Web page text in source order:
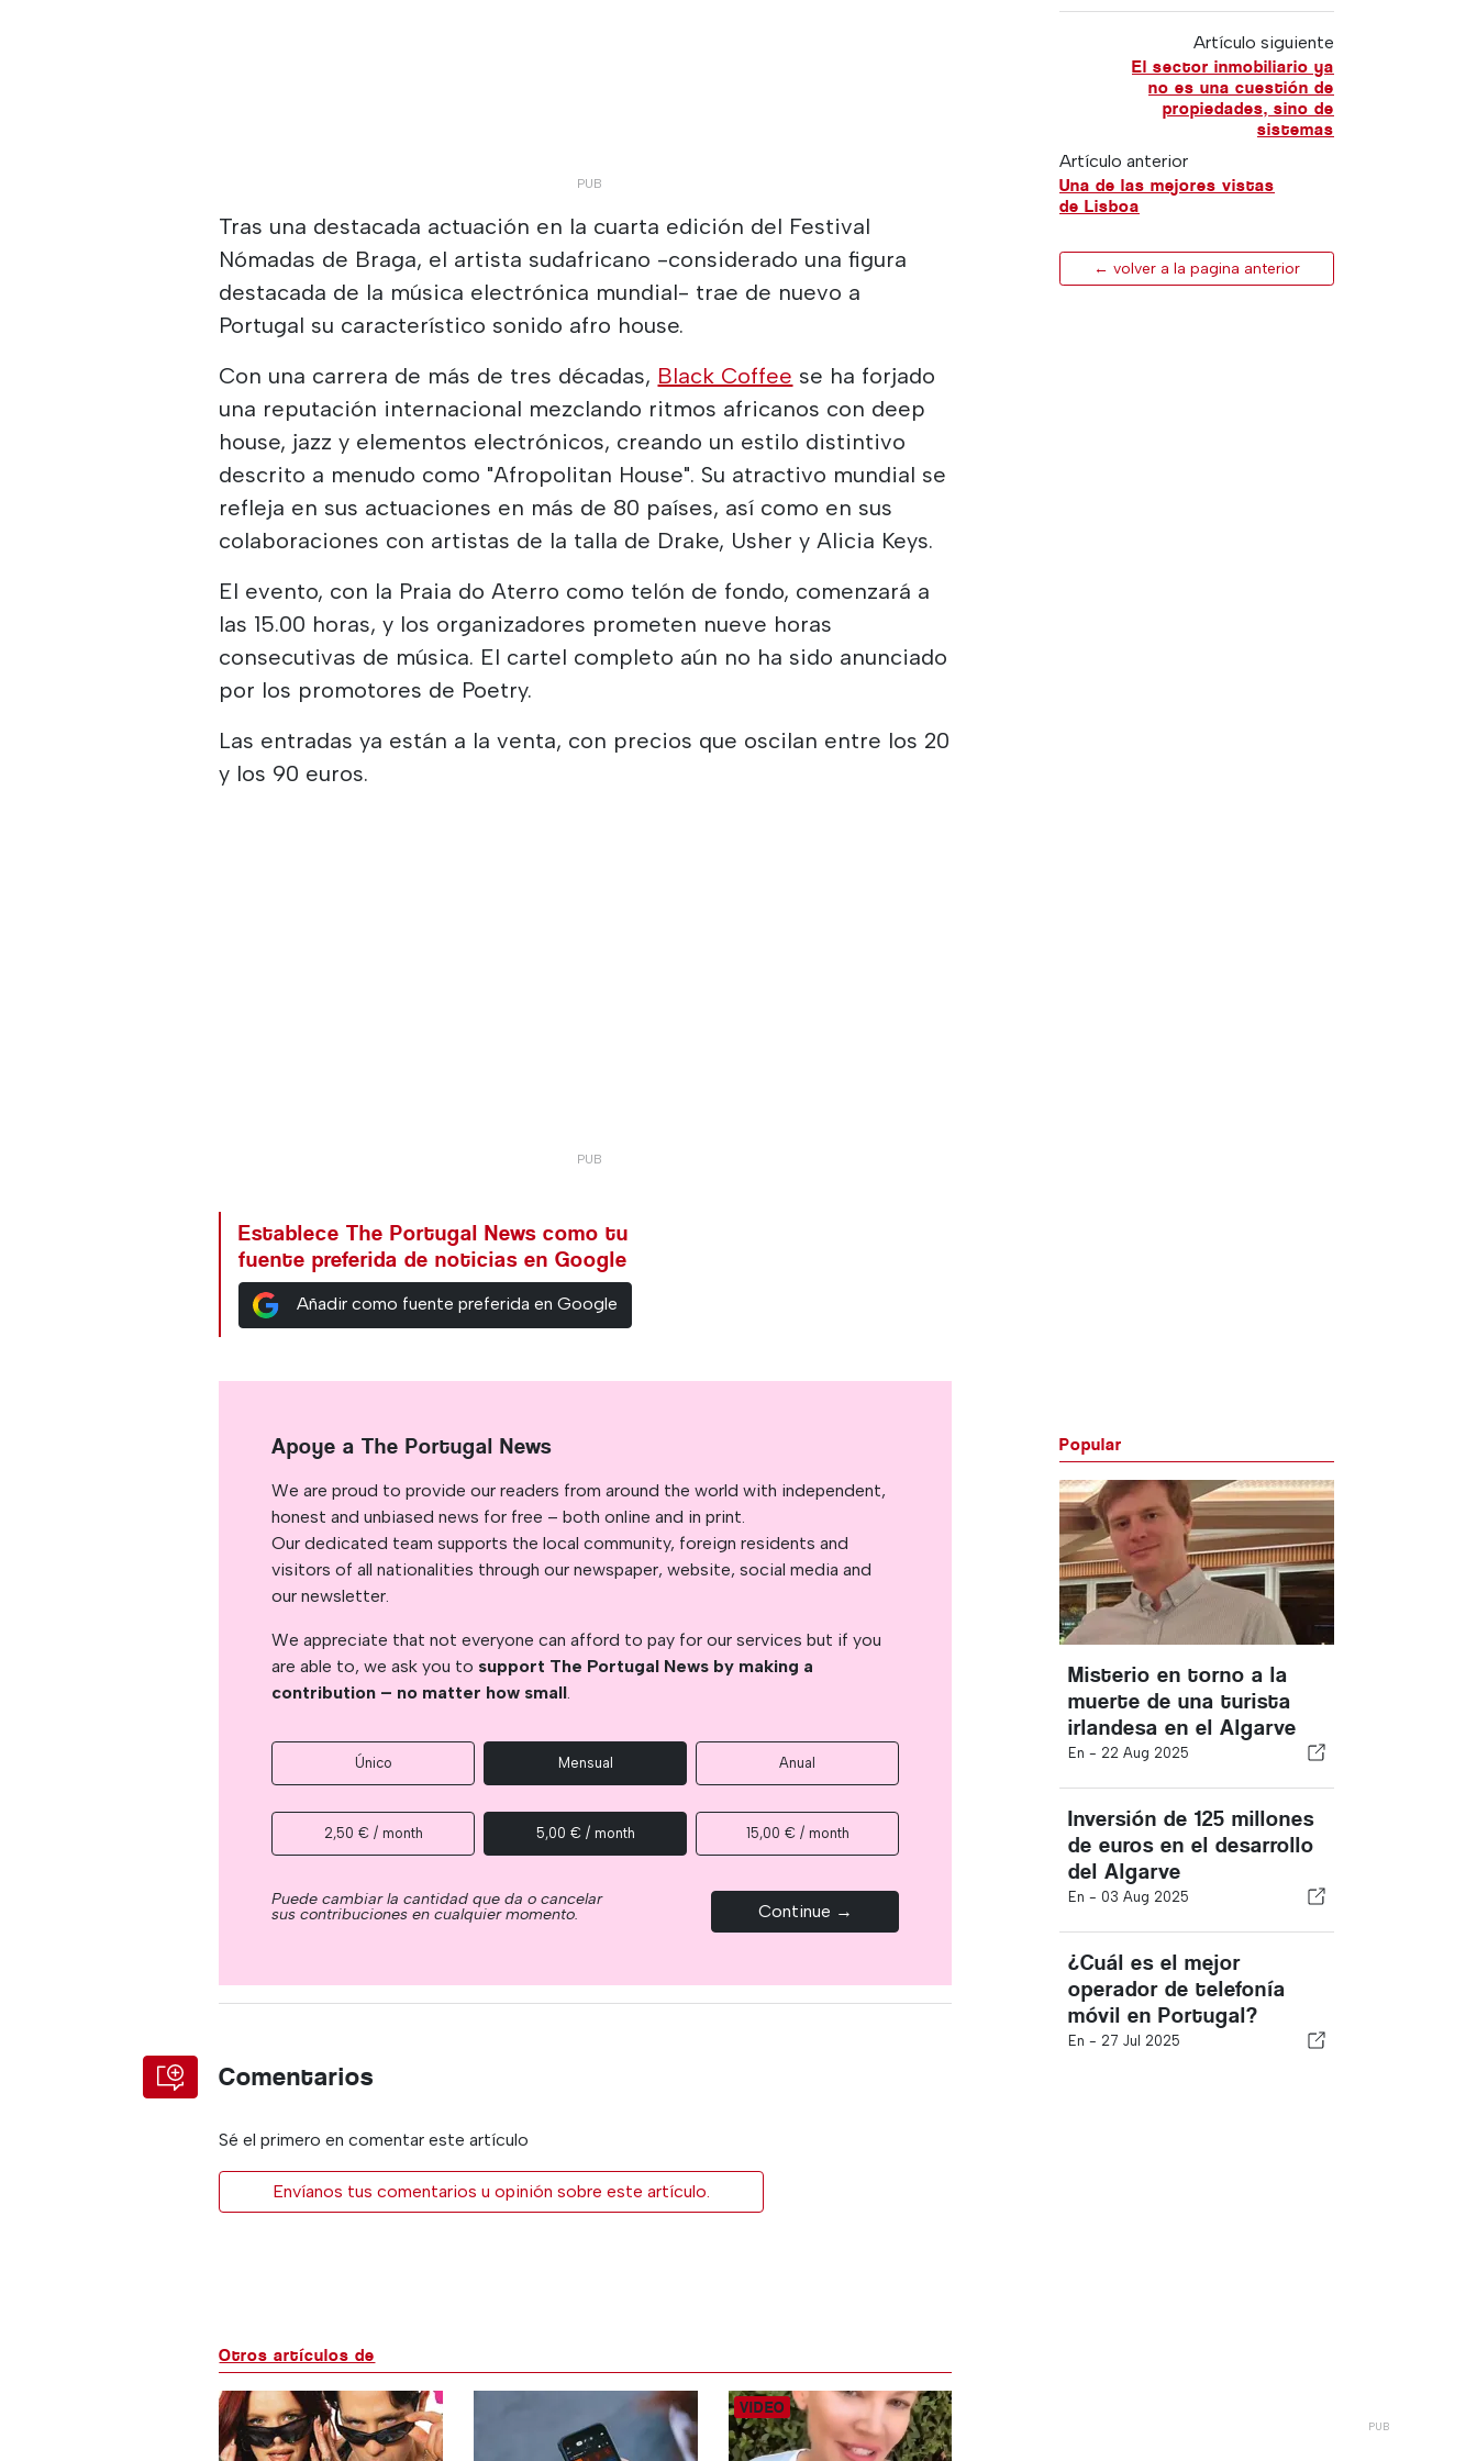
Tras una destacada actuación en la cuarta edición del Festival
Nómadas de Braga, el artista sudafricano -considerado una figura
destacada de la música electrónica mundial- trae de nuevo a
Portugal su característico sonido afro house.
Con una carrera de más de tres décadas, Black Coffee se ha forjado
una reputación internacional mezclando ritmos africanos con deep
house, jazz y elementos electrónicos, creando un estilo distintivo
descrito a menudo como "Afropolitan House". Su atractivo mundial se
refleja en sus actuaciones en más de 80 países, así como en sus
colaboraciones con artistas de la talla de Drake, Usher y Alicia Keys.
El evento, con la Praia do Aterro como telón de fondo, comenzará a
las 15.00 horas, y los organizadores prometen nueve horas
consecutivas de música. El cartel completo aún no ha sido anunciado
por los promotores de Poetry.
Las entradas ya están a la venta, con precios que oscilan entre los 20
y los 90 euros.
Establece The Portugal News como tu
fuente preferida de noticias en Google
Añadir como fuente preferida en Google
Artículo siguiente
El sector inmobiliario ya
no es una cuestión de
propiedades, sino de
sistemas
Artículo anterior
Una de las mejores vistas
de Lisboa
← volver a la pagina anterior
Apoye a The Portugal News
We are proud to provide our readers from around the world with independent,
honest and unbiased news for free – both online and in print.
Our dedicated team supports the local community, foreign residents and
visitors of all nationalities through our newspaper, website, social media and
our newsletter.
We appreciate that not everyone can afford to pay for our services but if you
are able to, we ask you to support The Portugal News by making a
contribution – no matter how small.
Único Mensual Anual
2,50 € / month 5,00 € / month 15,00 € / month
Puede cambiar la cantidad que da o cancelar
sus contribuciones en cualquier momento. Continue →
Comentarios
Sé el primero en comentar este artículo
Envíanos tus comentarios u opinión sobre este artículo.
Popular
Misterio en torno a la
muerte de una turista
irlandesa en el Algarve
En - 22 Aug 2025
Inversión de 125 millones
de euros en el desarrollo
del Algarve
En - 03 Aug 2025
¿Cuál es el mejor
operador de telefonía
móvil en Portugal?
En - 27 Jul 2025
Otros artículos de